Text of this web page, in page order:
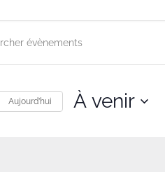
Aujourd’hui À venir